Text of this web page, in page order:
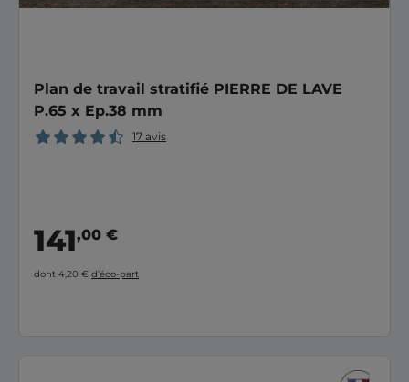
Plan de travail stratifié PIERRE DE LAVE
P.65 x Ep.38 mm
17 avis
141,00 €
dont 4,20 € d’éco-part